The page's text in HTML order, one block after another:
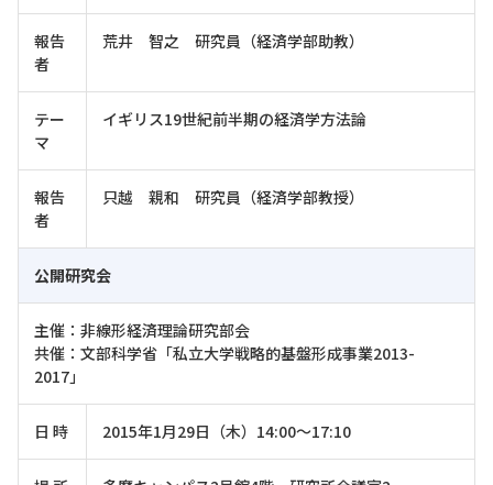
報告
者
荒井 智之 研究員（経済学部助教）
テー
マ
イギリス19世紀前半期の経済学方法論
報告
者
只越 親和 研究員（経済学部教授）
公開研究会
主催：非線形経済理論研究部会
共催：文部科学省「私立大学戦略的基盤形成事業2013-
2017」
日 時 2015年1月29日（木）14:00～17:10